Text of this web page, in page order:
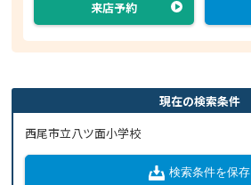
来店予約
現在の検索条件
西尾市立八ツ面小学校
検索条件を保存